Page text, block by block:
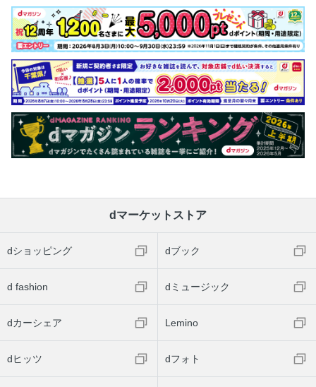
dマーケットストア
dショッピング dブック
d fashion dミュージック
dカーシェア Lemino
dヒッツ dフォト